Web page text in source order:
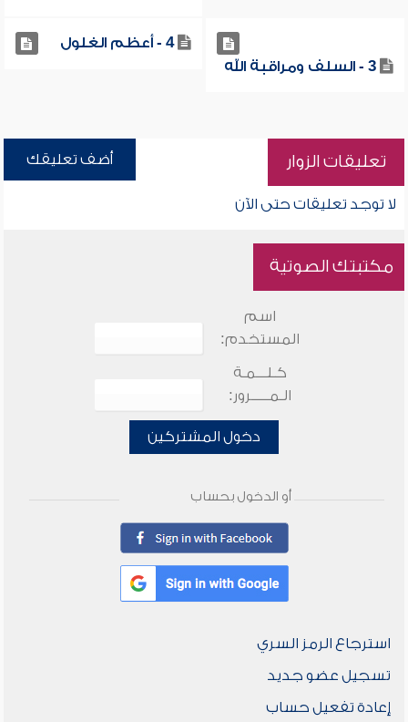
3 - السلف ومراقبة الله
4 - أعظم الغلول
تعليقات الزوار أضف تعليقك
لا توجد تعليقات حتى الآن
مكتبتك الصوتية
اسم
المستخدم:
كـلـــمـة
الـمـــــرور:
دخول المشتركين
أو الدخول بحساب
استرجاع الرمز السري
تسجيل عضو جديد
إعادة تفعيل حساب